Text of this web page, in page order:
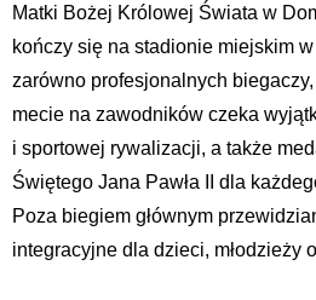
Matki Bożej Królowej Świata w
kończy się na stadionie miejskim
zarówno profesjonalnych
mecie na zawodników czeka
i sportowej rywalizacji, a także
Świętego Jana Pawła II dla
Poza biegiem głównym
integracyjne dla dzieci, młodzieży